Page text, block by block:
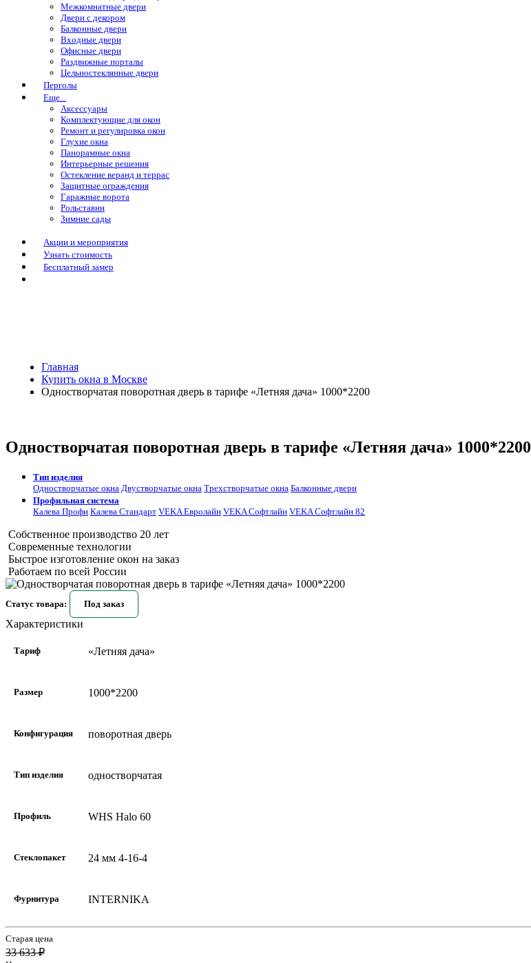
Межкомнатные двери
Двери с декором
Балконные двери
Входные двери
Офисные двери
Раздвижные порталы
Цельностеклянные двери
Перголы
Еще...
Аксессуары
Комплектующие для окон
Ремонт и регулировка окон
Глухие окна
Панорамные окна
Интерьерные решения
Остекление веранд и террас
Защитные ограждения
Гаражные ворота
Рольставни
Зимние сады
Акции и мероприятия
Узнать стоимость
Бесплатный замер
Главная
Купить окна в Москве
Одностворчатая поворотная дверь в тарифе «Летняя дача» 1000*2200
Одностворчатая поворотная дверь в тарифе «Летняя дача» 1000*2200
Тип изделия
Одностворчатые окна Двустворчатые окна Трехстворчатые окна Балконные двери
Профильная система
Калева Профи Калева Стандарт VEKA Евролайн VEKA Софтлайн VEKA Софтлайн 82
Собственное производство 20 лет
Современные технологии
Быстрое изготовление окон на заказ
Работаем по всей России
Статус товара: Под заказ
Характеристики
Тариф «Летняя дача»
Размер 1000*2200
Конфигурация поворотная дверь
Тип изделия одностворчатая
Профиль WHS Halo 60
Стеклопакет 24 мм 4-16-4
Фурнитура INTERNIKA
Старая цена
33 633 ₽